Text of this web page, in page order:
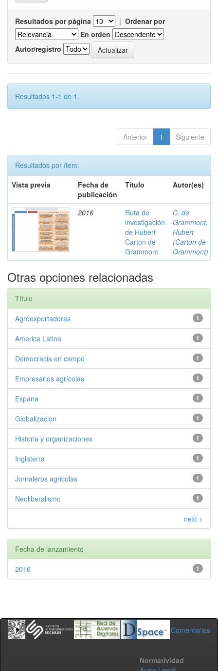
Resultados por página | Ordenar por
En orden
Autor/registro
Resultados 1-1 de 1.
Anterior 1 Siguiente
Resultados por ítem:
Vista previa
Fecha de
publicación
Título Autor(es)
2016
Ruta de
investigación
de Hubert
Carton de
Grammont
C. de
Grammont,
Hubert
(Carton de
Grammont)
Otras opciones relacionadas
Título
1
Agroexportadoras
1
America Latina
1
Democracia en campo
1
Empresarios agrícolas
1
Espana
1
Globalizacion
1
Historia y organizaciones
1
Inglaterra
1
Jornaleros agricolas
1
Neoliberalismo
next >
Fecha de lanzamiento
1
2016
Comentarios
Normatividad